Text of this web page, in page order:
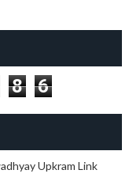
8 6
Upkram Link